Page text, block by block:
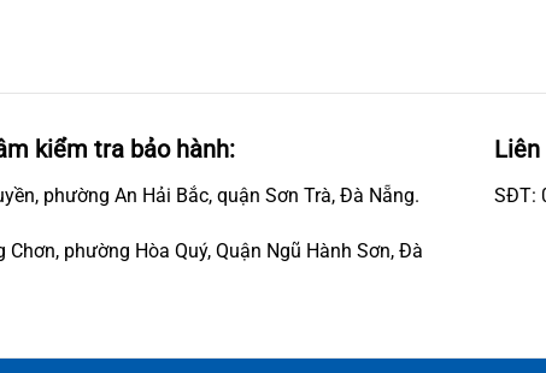
kiểm tra bảo hành:
phường An Hải Bắc, quận Sơn Trà, Đà Nẵng.
phường Hòa Quý, Quận Ngũ Hành Sơn, Đà
SĐT: